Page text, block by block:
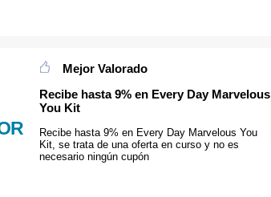
Mejor Valorado
Recibe hasta 9% en Every Day Marvelous
You Kit
Recibe hasta 9% en Every Day Marvelous You
Kit, se trata de una oferta en curso y no es
necesario ningún cupón